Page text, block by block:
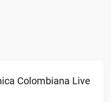
Colombiana Live